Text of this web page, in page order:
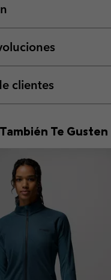
clientes
Te Gusten